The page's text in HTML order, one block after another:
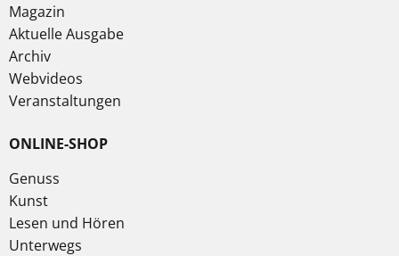
Magazin
Aktuelle Ausgabe
Archiv
Webvideos
Veranstaltungen
ONLINE-SHOP
Genuss
Kunst
Lesen und Hören
Unterwegs